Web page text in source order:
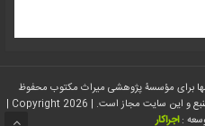
برای مؤسسۀ پژوهشی میراث مکتوب محفوظ
میباشد؛ همچنین استفاده و نقل، از مطالب با ذکر منبع و این سایت مجاز است. | Copyright 2026 |
: اجراکار